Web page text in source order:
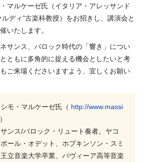
マルケーゼ氏（イタリア・アレッサンド
ルディ”古楽科教授）をお招きし、講演会と
いたします。
サンス、バロック時代の「響き」につい
ともに多角的に捉える機会としたいと考
ご来場くださいますよう、宜しくお願い
モ・マルケーゼ氏（ http://www.massi
）
ンス/バロック・リュート奏者。ヤコ
ール・オデット、ホプキンソン・スミ
立音楽大学卒業、パヴィーア高等音楽